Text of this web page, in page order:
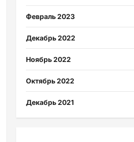
Февраль 2023
Декабрь 2022
Ноябрь 2022
Октябрь 2022
Декабрь 2021